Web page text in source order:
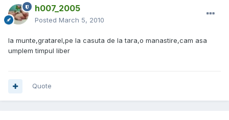
h007_2005
Posted March 5, 2010
la munte,gratarel,pe la casuta de la tara,o manastire,cam asa
umplem timpul liber
Quote